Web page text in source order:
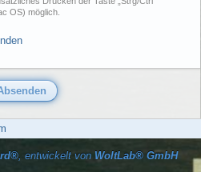
OS) möglich.
, entwickelt von WoltLab® GmbH